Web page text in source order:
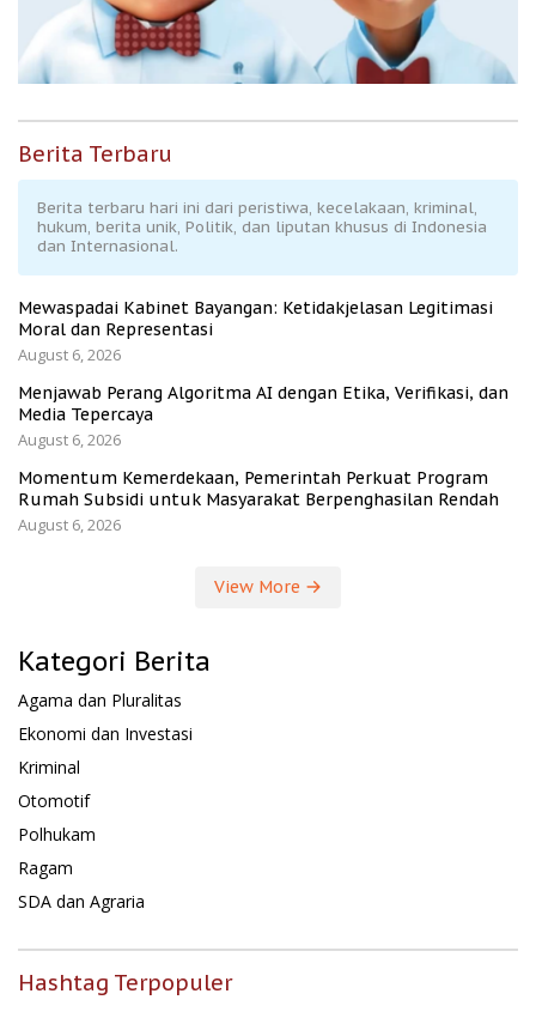
Berita Terbaru
Berita terbaru hari ini dari peristiwa, kecelakaan, kriminal,
hukum, berita unik, Politik, dan liputan khusus di Indonesia
dan Internasional.
Mewaspadai Kabinet Bayangan: Ketidakjelasan Legitimasi
Moral dan Representasi
August 6, 2026
Menjawab Perang Algoritma AI dengan Etika, Verifikasi, dan
Media Tepercaya
August 6, 2026
Momentum Kemerdekaan, Pemerintah Perkuat Program
Rumah Subsidi untuk Masyarakat Berpenghasilan Rendah
August 6, 2026
View More
Kategori Berita
Agama dan Pluralitas
Ekonomi dan Investasi
Kriminal
Otomotif
Polhukam
Ragam
SDA dan Agraria
Hashtag Terpopuler